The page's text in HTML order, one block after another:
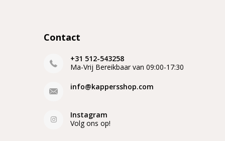
Contact
+31 512-543258
Ma-Vrij Bereikbaar van 09:00-17:30
info@kappersshop.com
Instagram
Volg ons op!